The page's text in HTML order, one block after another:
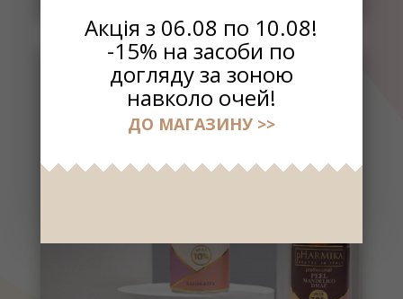
Акція з 06.08 по 10.08!
-15% на засоби по
догляду за зоною
навколо очей!
ДО МАГАЗИНУ >>